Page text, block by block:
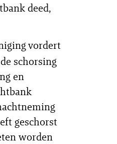
deed,
vordert
schorsing
en
geschorst
worden